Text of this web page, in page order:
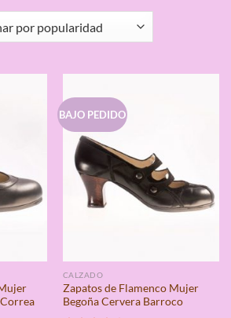
BAJO PEDIDO
CALZADO
Zapatos de Flamenco Mujer
Begoña Cervera Barroco